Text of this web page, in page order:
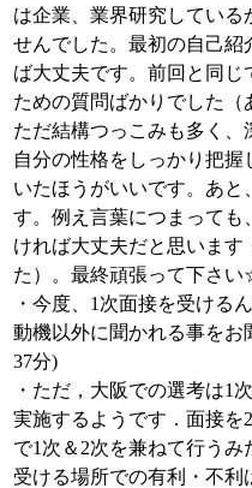
は企業、業界研究している
せんでした。最初の自己
ば大丈夫です。前回と同じ
ための質問ばかりでした（
ただ結構つっこみも多く、
自分の性格をしっかり把握
いたほうがいいです。あ
す。例え言葉につまって
ければ大丈夫だと思います
た）。最終頑張って下さい
・今度、1次面接を受ける
動機以外に聞かれる事をお
37分)
・ただ，大阪での選考は1
実施するようです．面接を
で1次＆2次を兼ねて行う
受ける場所での有利・不利